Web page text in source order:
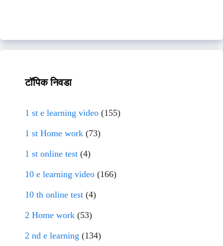
टॉपिक निवडा
1 st e learning video (155)
1 st Home work (73)
1 st online test (4)
10 e learning video (166)
10 th online test (4)
2 Home work (53)
2 nd e learning (134)